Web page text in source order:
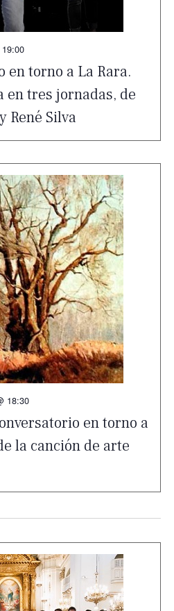
en torno a La Rara.
en tres jornadas, de
René Silva
en torno a
la canción de arte
18:30